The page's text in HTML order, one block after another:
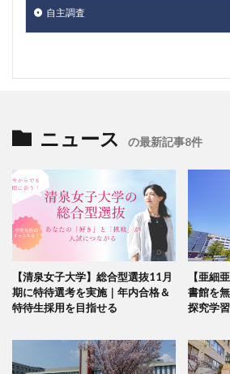
自主調査
ニュース の最新記事8件
【清泉女子大学】総合型選抜11月
期に特待選考を実施｜年内合格＆
特待生採用を目指せる
【亜細
書館を
探究学